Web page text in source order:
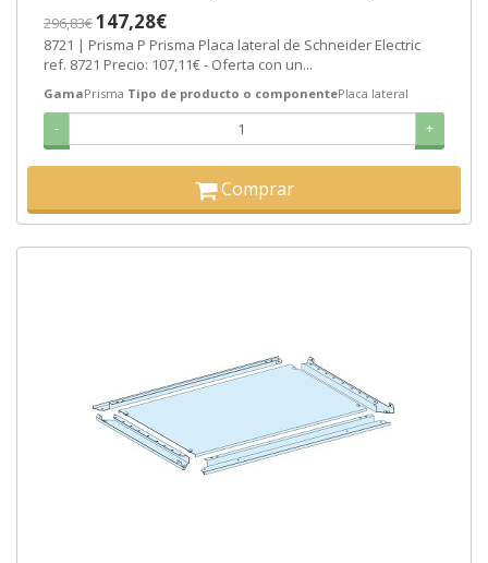
296,83€147,28€
8721 | Prisma P Prisma Placa lateral de Schneider Electric
ref. 8721 Precio: 107,11€ - Oferta con un...
GamaPrisma Tipo de producto o componentePlaca lateral
- +
Comprar